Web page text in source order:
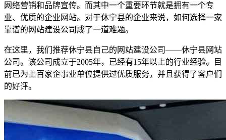
网络营销和品牌宣传。而其中一个重要环节就是拥有一个专
业、优质的企业网站。对于休宁县的企业来说，如何选择一家
靠谱的网站建设公司成了一道难题。
在这里，我们推荐休宁县自己的网站建设公司——休宁县网站
公司。该公司成立于2005年，已经有15年以上的行业经验。目
前已为上百家企事业单位提供过优质服务，并且获得了客户们
的好评。